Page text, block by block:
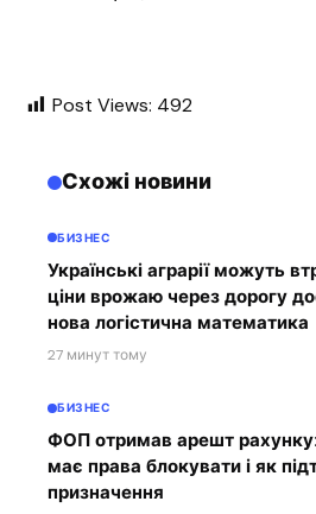
Post Views: 492
Схожі новини
БИЗНЕС
Українські аграрії можуть
ціни врожаю через дорогу
нова логістична математика
27 минут тому
БИЗНЕС
ФОП отримав арешт рахунку:
має права блокувати і як
призначення